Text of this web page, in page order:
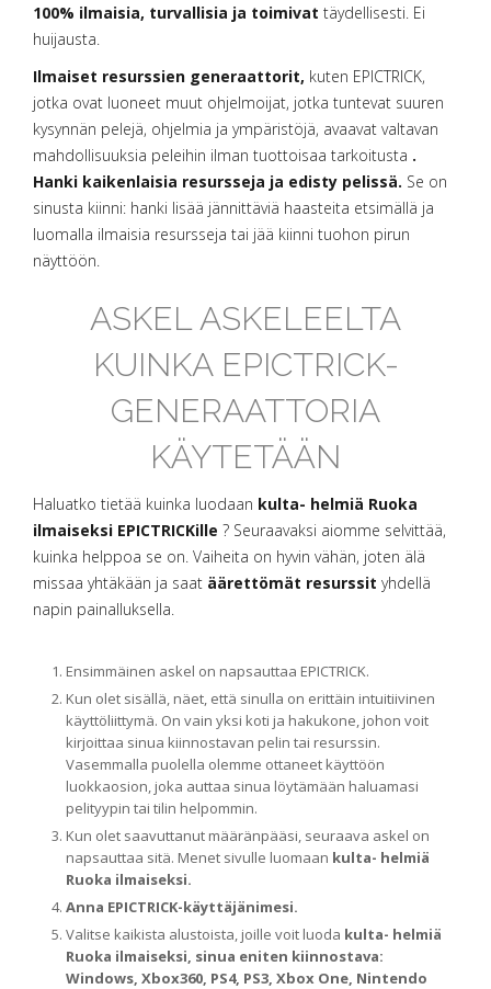
100% ilmaisia, turvallisia ja toimivat täydellisesti. Ei
huijausta.
Ilmaiset resurssien generaattorit, kuten EPICTRICK,
jotka ovat luoneet muut ohjelmoijat, jotka tuntevat suuren
kysynnän pelejä, ohjelmia ja ympäristöjä, avaavat valtavan
mahdollisuuksia peleihin ilman tuottoisaa tarkoitusta .
Hanki kaikenlaisia resursseja ja edisty pelissä. Se on
sinusta kiinni: hanki lisää jännittäviä haasteita etsimällä ja
luomalla ilmaisia resursseja tai jää kiinni tuohon pirun
näyttöön.
ASKEL ASKELEELTA
KUINKA EPICTRICK-
GENERAATTORIA
KÄYTETÄÄN
Haluatko tietää kuinka luodaan kulta- helmiä Ruoka
ilmaiseksi EPICTRICKille ? Seuraavaksi aiomme selvittää,
kuinka helppoa se on. Vaiheita on hyvin vähän, joten älä
missaa yhtäkään ja saat äärettömät resurssit yhdellä
napin painalluksella.
Ensimmäinen askel on napsauttaa EPICTRICK.
Kun olet sisällä, näet, että sinulla on erittäin intuitiivinen
käyttöliittymä. On vain yksi koti ja hakukone, johon voit
kirjoittaa sinua kiinnostavan pelin tai resurssin.
Vasemmalla puolella olemme ottaneet käyttöön
luokkaosion, joka auttaa sinua löytämään haluamasi
pelityypin tai tilin helpommin.
Kun olet saavuttanut määränpääsi, seuraava askel on
napsauttaa sitä. Menet sivulle luomaan kulta- helmiä
Ruoka ilmaiseksi.
Anna EPICTRICK-käyttäjänimesi.
Valitse kaikista alustoista, joille voit luoda kulta- helmiä
Ruoka ilmaiseksi, sinua eniten kiinnostava:
Windows, Xbox360, PS4, PS3, Xbox One, Nintendo